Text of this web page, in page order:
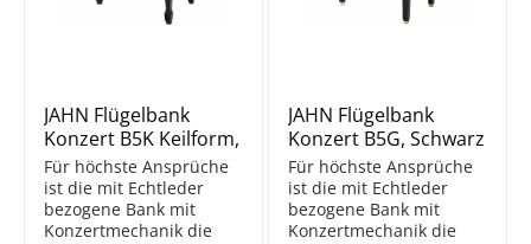
JAHN Flügelbank
Konzert B5K Keilform,
Schwarz poliert
Für höchste Ansprüche
ist die mit Echtleder
bezogene Bank mit
Konzertmechanik die
JAHN Flügelbank
Konzert B5G, Schwarz
poliert
Für höchste Ansprüche
ist die mit Echtleder
bezogene Bank mit
Konzertmechanik die